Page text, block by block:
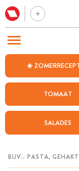
☀️
TOMAAT
SALADES
BEZOEK ONZE ANDERE
WEEKMENU
CHAT MET MAIA
MIJN BEWAARDE